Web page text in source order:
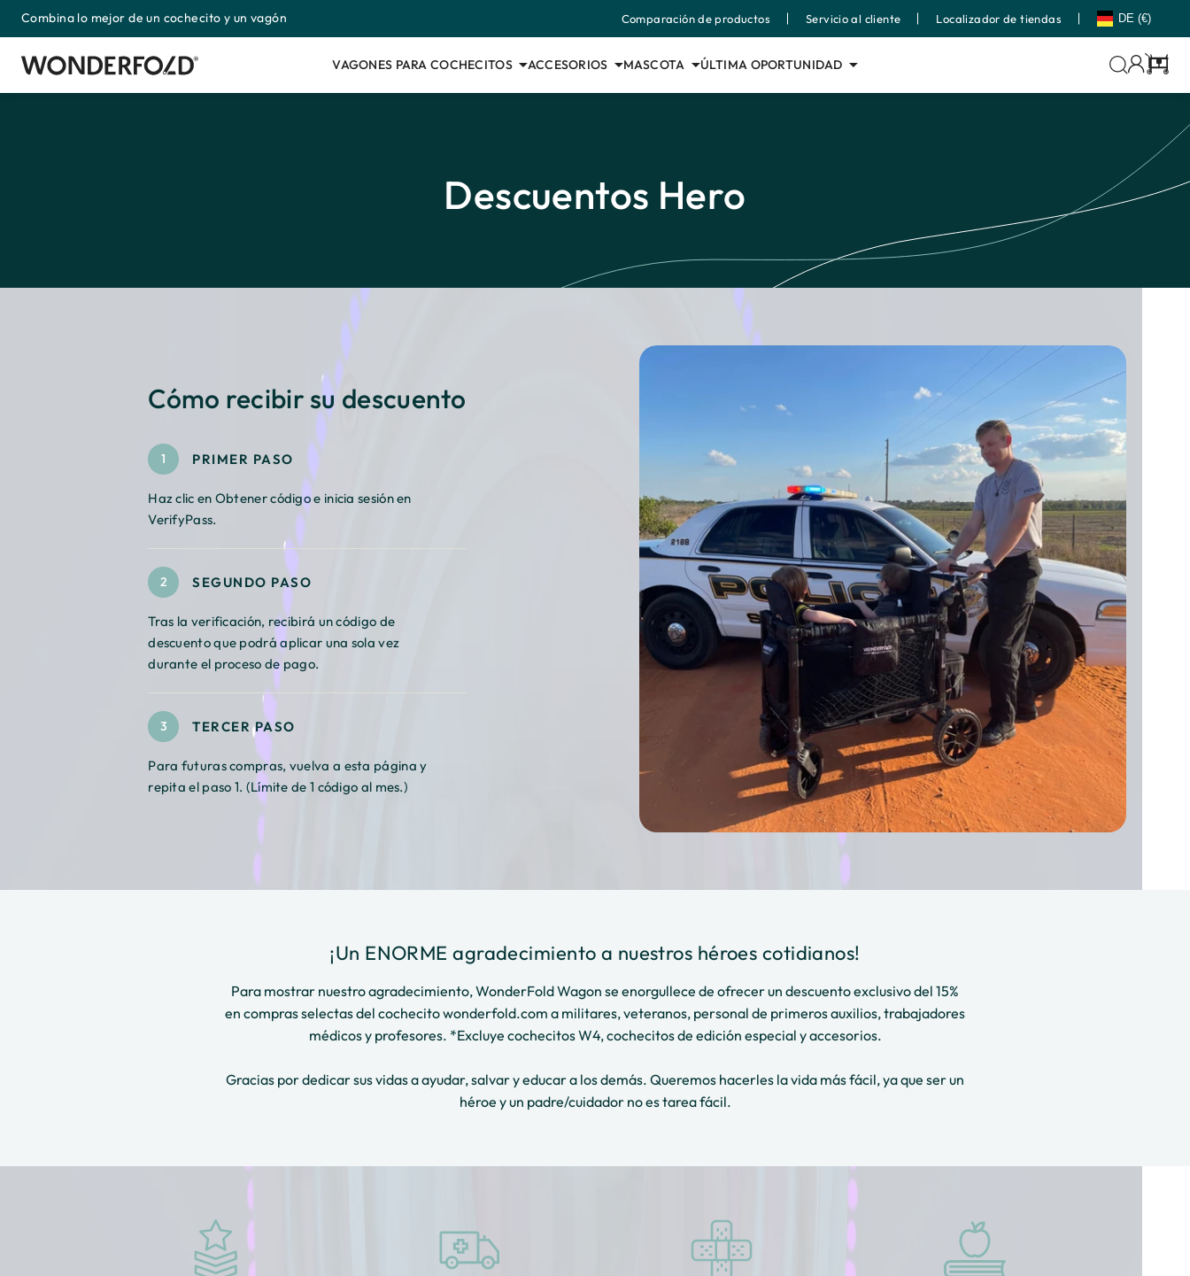
â
Ir
directamente
al
contenido
Combina lo mejor de un cochecito y un vagón Comparación de productos Servicio al cliente Localizador de tiendas DE (€)
VAGONES PARA COCHECITOS ACCESORIOS MASCOTA ÚLTIMA OPORTUNIDAD
Descuentos Hero
Cómo recibir su descuento
1 PRIMER PASO
Haz clic en Obtener código e inicia sesión en
VerifyPass.
2 SEGUNDO PASO
Tras la verificación, recibirá un código de
descuento que podrá aplicar una sola vez
durante el proceso de pago.
3 TERCER PASO
Para futuras compras, vuelva a esta página y
repita el paso 1. (Límite de 1 código al mes.)
¡Un ENORME agradecimiento a nuestros héroes cotidianos!
Para mostrar nuestro agradecimiento, WonderFold Wagon se enorgullece de ofrecer un descuento exclusivo del 15%
en compras selectas del cochecito wonderfold.com a militares, veteranos, personal de primeros auxilios, trabajadores
médicos y profesores. *Excluye cochecitos W4, cochecitos de edición especial y accesorios.
Gracias por dedicar sus vidas a ayudar, salvar y educar a los demás. Queremos hacerles la vida más fácil, ya que ser un
héroe y un padre/cuidador no es tarea fácil.